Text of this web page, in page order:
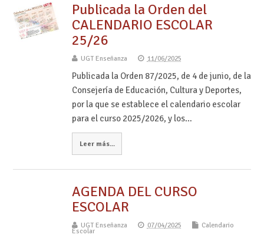
Publicada la Orden del
CALENDARIO ESCOLAR
25/26
UGT Enseñanza 11/06/2025
Publicada la Orden 87/2025, de 4 de junio, de la
Consejería de Educación, Cultura y Deportes,
por la que se establece el calendario escolar
para el curso 2025/2026, y los…
Leer más...
AGENDA DEL CURSO
ESCOLAR
UGT Enseñanza 07/04/2025 Calendario
Escolar